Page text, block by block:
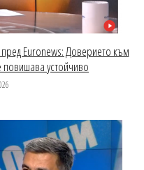
Euronews: Доверието към
повишава устойчиво